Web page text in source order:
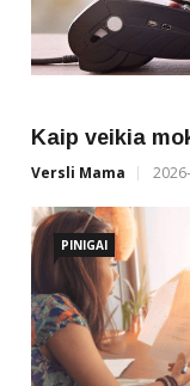
Kaip veikia
Versli Mama
PINIGAI